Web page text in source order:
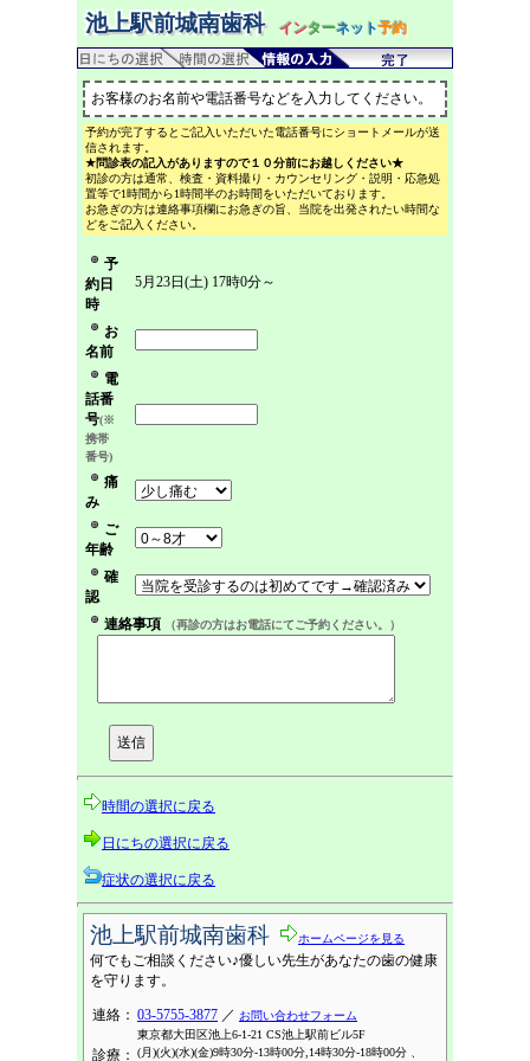
池上駅前城南歯科 インターネット予約
お客様のお名前や電話番号などを入力してください。
予約が完了するとご記入いただいた電話番号にショートメールが送
信されます。
★問診表の記入がありますので１０分前にお越しください★
初診の方は通常、検査・資料撮り・カウンセリング・説明・応急処
置等で1時間から1時間半のお時間をいただいております。
お急ぎの方は連絡事項欄にお急ぎの旨、当院を出発されたい時間な
どをご記入ください。
予
約日
時
5月23日(土) 17時0分～
お
名前
電
話番
号(※
携帯
番号)
痛
み
ご
年齢
確
認
連絡事項
（再診の方はお電話にてご予約ください。）
時間の選択に戻る
日にちの選択に戻る
症状の選択に戻る
池上駅前城南歯科 ホームページを見る
何でもご相談ください♪優しい先生があなたの歯の健康
を守ります。
連絡： 03-5755-3877 ／ お問い合わせフォーム
東京都大田区池上6-1-21 CS池上駅前ビル5F
診療： (月)(火)(水)(金)9時30分-13時00分,14時30分-18時00分 、